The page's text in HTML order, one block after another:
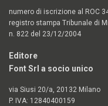
numero di iscrizione al ROC
registro stampa Tribunale di
n. 822 del 23/12/2004
Editore
Font Srl a socio unico
via Siusi 20/a, 20132 Milano
P. IVA: 12840400159